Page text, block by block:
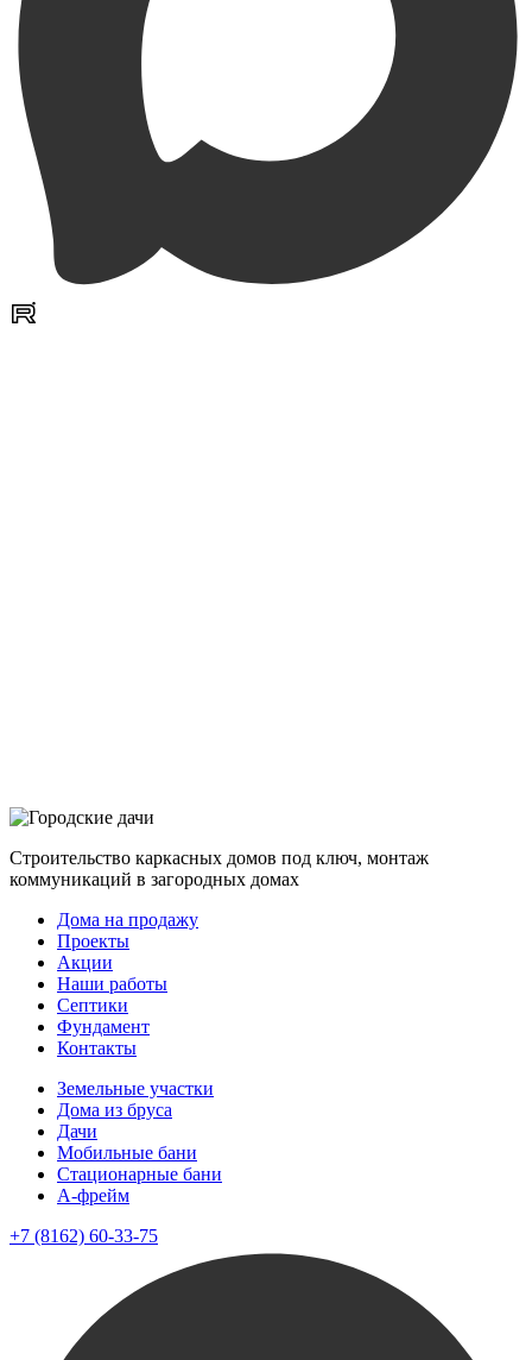
Строительство каркасных домов под ключ, монтаж
коммуникаций в загородных домах
Дома на продажу
Проекты
Акции
Наши работы
Септики
Фундамент
Контакты
Земельные участки
Дома из бруса
Дачи
Мобильные бани
Стационарные бани
A-фрейм
+7 (8162) 60-33-75